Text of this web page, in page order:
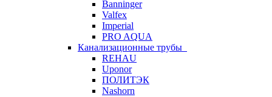
Banninger
Valfex
Imperial
PRO AQUA
Канализационные трубы
REHAU
Uponor
ПОЛИТЭК
Nashorn